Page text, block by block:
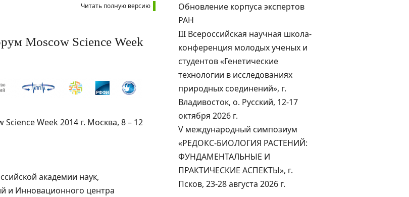
Читать полную версию
Moscow Science Week
Week 2014 г. Москва, 8 – 12
академии наук,
и Инновационного центра
Обновление корпуса экспертов
РАН
III Всероссийская научная школа-
конференция молодых ученых и
студентов «Генетические
технологии в исследованиях
природных соединений», г.
Владивосток, о. Русский, 12-17
октября 2026 г.
V международный симпозиум
«РЕДОКС-БИОЛОГИЯ РАСТЕНИЙ:
ФУНДАМЕНТАЛЬНЫЕ И
ПРАКТИЧЕСКИЕ АСПЕКТЫ», г.
Псков, 23-28 августа 2026 г.